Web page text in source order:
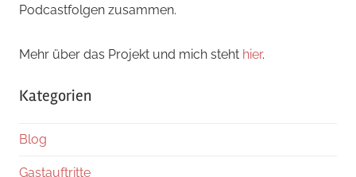
Podcastfolgen zusammen.
Mehr über das Projekt und mich steht hier.
Kategorien
Blog
Gastauftritte